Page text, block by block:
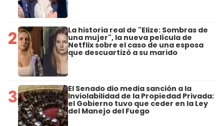
2 La historia real de "Elize: Sombras de
una mujer", la nueva película de
Netflix sobre el caso de una esposa
que descuartizó a su marido
3 El Senado dio media sanción a la
Inviolabilidad de la Propiedad Privada:
el Gobierno tuvo que ceder en la Ley
del Manejo del Fuego